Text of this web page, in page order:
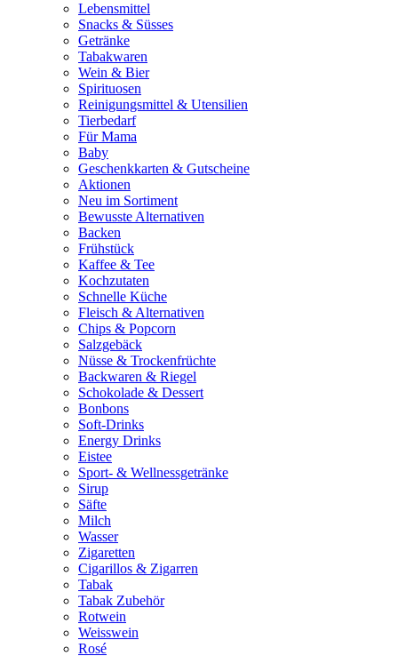
Lebensmittel
Snacks & Süsses
Getränke
Tabakwaren
Wein & Bier
Spirituosen
Reinigungsmittel & Utensilien
Tierbedarf
Für Mama
Baby
Geschenkkarten & Gutscheine
Aktionen
Neu im Sortiment
Bewusste Alternativen
Backen
Frühstück
Kaffee & Tee
Kochzutaten
Schnelle Küche
Fleisch & Alternativen
Chips & Popcorn
Salzgebäck
Nüsse & Trockenfrüchte
Backwaren & Riegel
Schokolade & Dessert
Bonbons
Soft-Drinks
Energy Drinks
Eistee
Sport- & Wellnessgetränke
Sirup
Säfte
Milch
Wasser
Zigaretten
Cigarillos & Zigarren
Tabak
Tabak Zubehör
Rotwein
Weisswein
Rosé